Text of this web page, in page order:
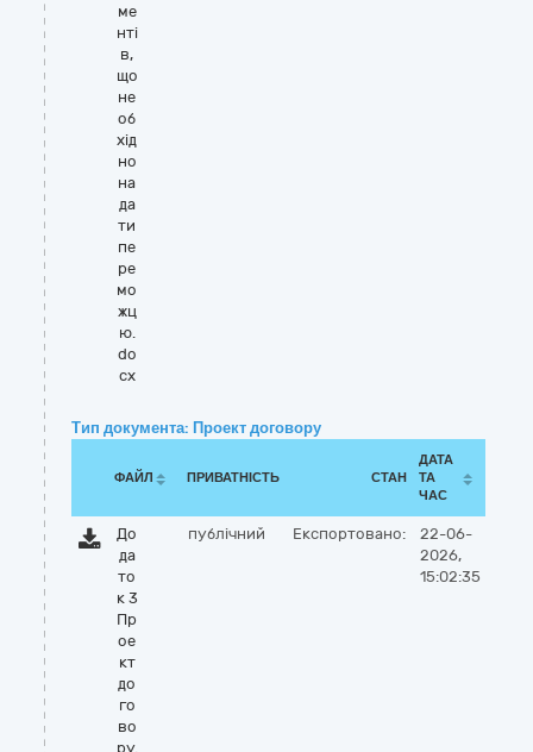
ме
нті
в,
що
не
об
хід
но
на
да
ти
пе
ре
мо
жц
ю.
do
cx
Тип документа: Проект договору
ФАЙЛ ПРИВАТНІСТЬ СТАН
ДАТА
ТА
ЧАС
До
да
то
к 3
Пр
ое
кт
до
го
во
ру.
публічний Експортовано:
22-06-
2026,
15:02:35